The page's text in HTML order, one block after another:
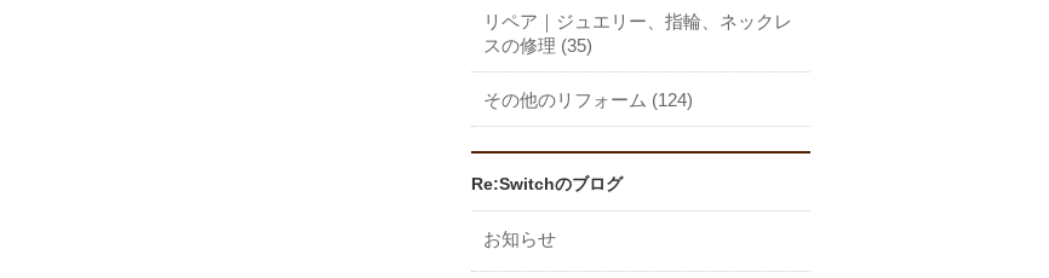
リペア｜ジュエリー、指輪、ネックレ
スの修理 (35)
その他のリフォーム (124)
Re:Switchのブログ
お知らせ